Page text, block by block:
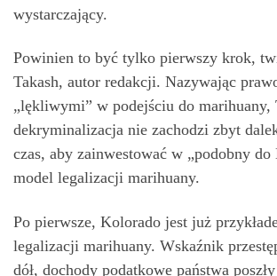
wystarczający.
Powinien to być tylko pierwszy krok,
Takash, autor redakcji. Nazywając
„lękliwymi” w podejściu do marihuany,
dekryminalizacja nie zachodzi zbyt
czas, aby zainwestować w „podobny do
model legalizacji marihuany.
Po pierwsze, Kolorado jest już
legalizacji marihuany. Wskaźnik
dół, dochody podatkowe państwa